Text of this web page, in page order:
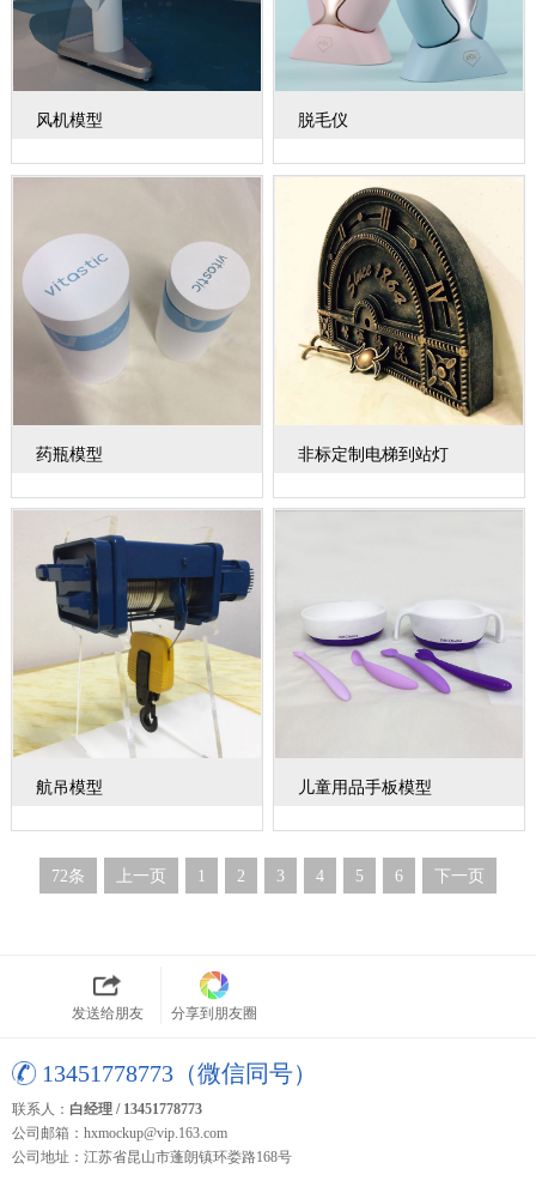
风机模型 脱毛仪
药瓶模型 非标定制电梯到站灯
航吊模型 儿童用品手板模型
72条 上一页 1 2 3 4 5 6 下一页
发送给朋友 分享到朋友圈
13451778773（微信同号）
联系人： 白经理 / 13451778773
公司邮箱：hxmockup@vip.163.com
公司地址：江苏省昆山市蓬朗镇环娄路168号